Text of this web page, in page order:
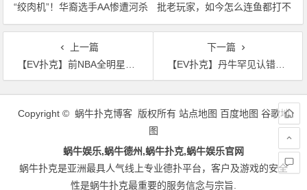
“绞肉机”！华裔选手AA惨遭河杀
出局！
批老玩家，如今怎么连鱼都打不
过了
上一篇
【EV扑克】前NBA全明星吉尔伯特·阿里纳斯因涉嫌经营非法扑克俱乐部被捕
下一篇
【EV扑克】丹牛罕见认错！旧日派对趣事曝光：曾嘲讽Aaron Barone紧弱，多年后改口”你是对的”
文
Copyright © 蜗牛扑克博客 版权所有 站点地图 百度地图 谷歌地
图
蜗牛娱乐,蜗牛德州,蜗牛扑克,蜗牛娱乐官网
蜗牛扑克是亚洲最具人气线上专业德扑平台，客户及游戏的安全
性是蜗牛扑克最重要的服务信念与宗旨.